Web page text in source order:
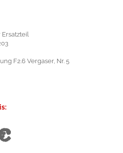
F2.6 Vergaser, Nr. 5